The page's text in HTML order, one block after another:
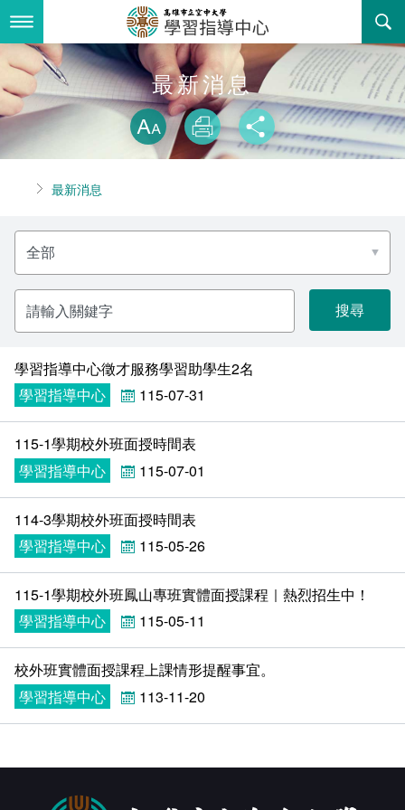
到
要
內最新消息
關於我們
組織職掌
聯絡資訊
願景使命核心價值
訓練政策
活動花絮
諮詢信箱
服務專區
推廣教育課程
校外班
常見問答
法令規章
相關連結
書表下載
回空大首頁
最新消息
略過字型切
放大
列印 分享
首頁最新消息
分
類
名
稱
請
輸
入
關
字
學習指導中心徵才服務學習助學生2名
學習指導中心
115-07-31
115-1學期校外班面授時間表
學習指導中心
115-07-01
114-3學期校外班面授時間表
學習指導中心
115-05-26
115-1學期校外班鳳山專班實體面授課程｜熱烈招生中！
學習指導中心
115-05-11
校外班實體面授課程上課情形提醒事宜。
學習指導中心
113-11-20